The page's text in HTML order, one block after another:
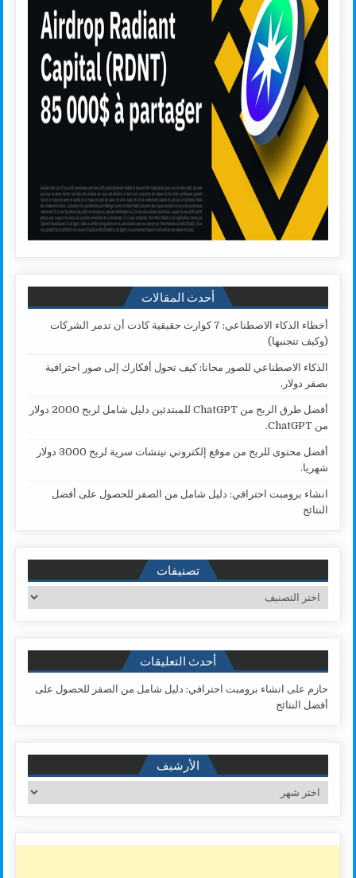
أحدث المقالات
أخطاء الذكاء الاصطناعي: 7 كوارث حقيقية كادت أن تدمر الشركات
(وكيف تتجنبها)
الذكاء الاصطناعي للصور مجانا: كيف تحول أفكارك إلى صور احترافية
بصفر دولار.
أفضل طرق الربح من ChatGPT للمبتدئين دليل شامل لربح 2000 دولار
من ChatGPT.
أفضل محتوى للربح من موقع إلكتروني نيتشات سرية لربح 3000 دولار
شهريا.
انشاء برومبت احترافي: دليل شامل من الصفر للحصول على أفضل
النتائج
تصنيفات
تصنيفات
أحدث التعليقات
حازم على انشاء برومبت احترافي: دليل شامل من الصفر للحصول على
أفضل النتائج
الأرشيف
الأرشيف